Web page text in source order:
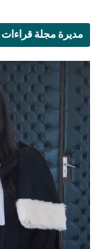
مديرة مجلة قراءات